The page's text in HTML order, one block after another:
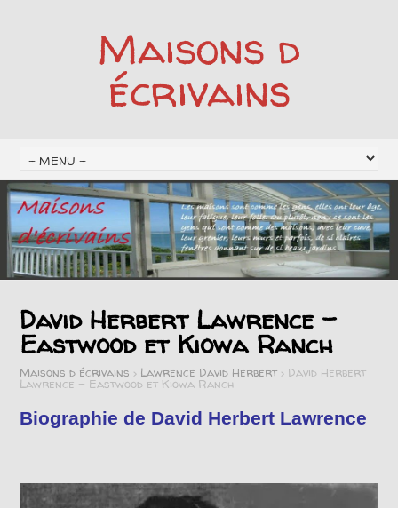
Maisons d
écrivains
David Herbert Lawrence –
Eastwood et Kiowa Ranch
Maisons d écrivains > Lawrence David Herbert > David Herbert
Lawrence – Eastwood et Kiowa Ranch
Biographie de David Herbert Lawrence